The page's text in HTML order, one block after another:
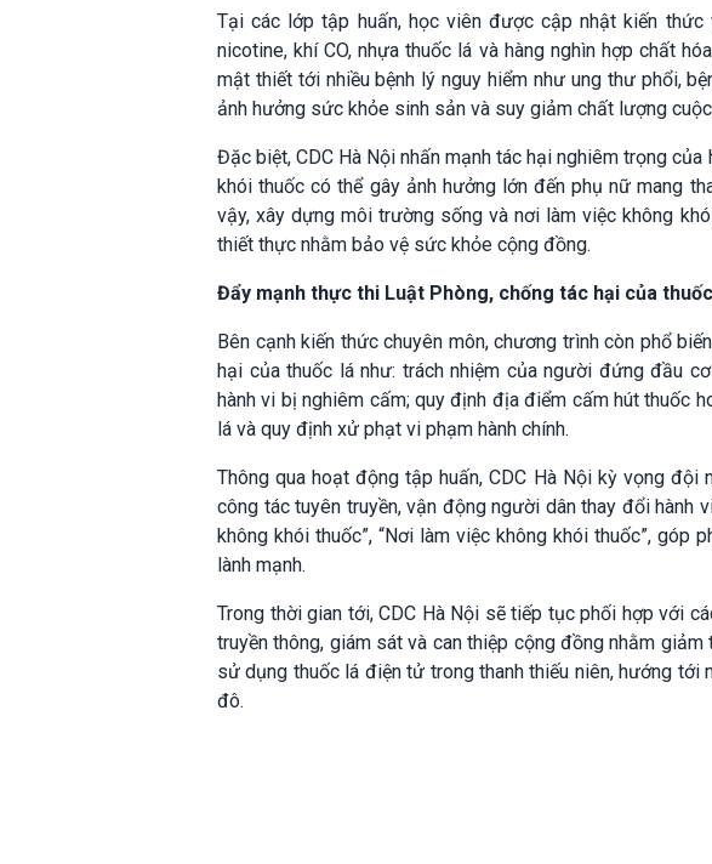
Tại các lớp tập huấn, học viên được cập nhật kiến thức
nicotine, khí CO, nhựa thuốc lá và hàng nghìn hợp chất
mật thiết tới nhiều bệnh lý nguy hiểm như ung thư phổi,
ảnh hưởng sức khỏe sinh sản và suy giảm chất lượng
Đặc biệt, CDC Hà Nội nhấn mạnh tác hại nghiêm trọng
khói thuốc có thể gây ảnh hưởng lớn đến phụ nữ mang
vậy, xây dựng môi trường sống và nơi làm việc không
thiết thực nhằm bảo vệ sức khỏe cộng đồng.
Đẩy mạnh thực thi Luật Phòng, chống tác hại của
Bên cạnh kiến thức chuyên môn, chương trình còn phổ
hại của thuốc lá như: trách nhiệm của người đứng đầu
hành vi bị nghiêm cấm; quy định địa điểm cấm hút thuốc
lá và quy định xử phạt vi phạm hành chính.
Thông qua hoạt động tập huấn, CDC Hà Nội kỳ vọng
công tác tuyên truyền, vận động người dân thay đổi hành
không khói thuốc”, “Nơi làm việc không khói thuốc”, góp
lành mạnh.
Trong thời gian tới, CDC Hà Nội sẽ tiếp tục phối hợp với
truyền thông, giám sát và can thiệp cộng đồng nhằm
sử dụng thuốc lá điện tử trong thanh thiếu niên, hướng tới
đô.